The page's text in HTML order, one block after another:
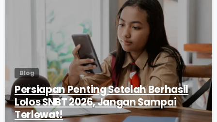
Blog
Persiapan Penting Setelah Berhasil
Lolos SNBT 2026, Jangan Sampai
Terlewat!